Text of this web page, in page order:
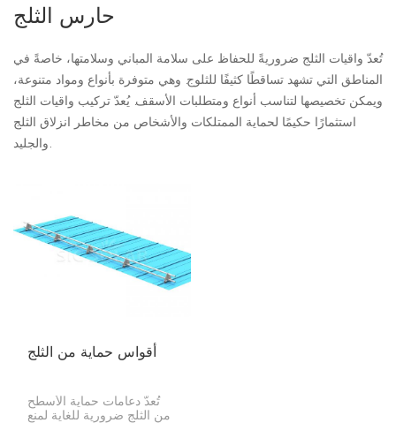
حارس الثلج
تُعدّ واقيات الثلج ضروريةً للحفاظ على سلامة المباني وسلامتها، خاصةً في
المناطق التي تشهد تساقطًا كثيفًا للثلوج. وهي متوفرة بأنواع ومواد متنوعة،
ويمكن تخصيصها لتناسب أنواع ومتطلبات الأسقف. يُعدّ تركيب واقيات الثلج
استثمارًا حكيمًا لحماية الممتلكات والأشخاص من مخاطر انزلاق الثلج
والجليد.
أقواس حماية من الثلج
تُعدّ دعامات حماية الأسطح
من الثلج ضرورية للغاية لمنع